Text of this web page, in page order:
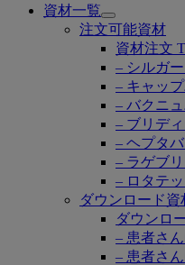
資材一覧
Open
submenu
注文可能資材
資材注文
– シルガ
– キャッ
– バクニ
– ブリデ
– ヘプタ
– ラゲブ
– ロタテ
ダウンロード資
ダウンロ
– 患者さ
– 患者さ